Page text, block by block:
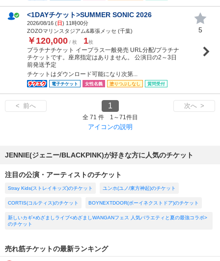
<1DAYチケット>SUMMER SONIC 2026
2026/08/16 (日) 11時00分
ZOZOマリンスタジアム&幕張メッセ (千葉)
￥120,000 / 枚 1枚
プラチナチケット イープラス一般発売 URL分配/プラチナ
チケットです。座席指定はありません。 公演日の2～3日
前発送予定
チケットはダウンロード可能になり次第...
電子チケット 女性名義 塗りつぶしなし 質問受付
5
< 前へ 1 次へ >
全 71 件 1～71件目
アイコンの説明
JENNIE(ジェニー/BLACKPINK)が好きな方に人気のチケット
注目の公演・アーティストのチケット
Stray Kids(ストレイキッズ)のチケット ユンホ(ユノ/東方神起)のチケット
CORTIS(コルティス)のチケット BOYNEXTDOOR(ボーイネクストドア)のチケット
新しいカギ×めざましライブ<めざましWANGANフェス 人気バラエティと夏の最強コラボ>
のチケット
売れ筋チケットの最新ランキング